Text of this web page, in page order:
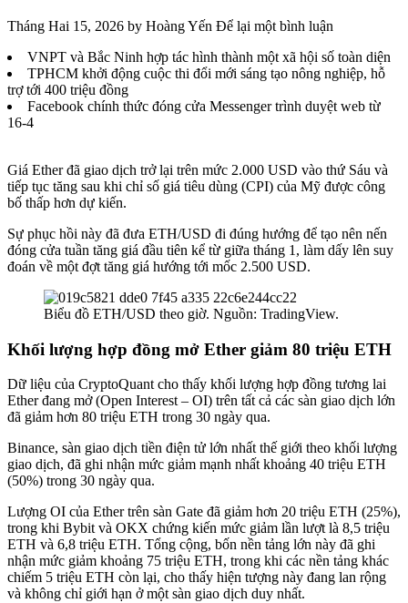
Tháng Hai 15, 2026 by Hoàng Yến Để lại một bình luận
VNPT và Bắc Ninh hợp tác hình thành một xã hội số toàn diện
TPHCM khởi động cuộc thi đổi mới sáng tạo nông nghiệp, hỗ
trợ tới 400 triệu đồng
Facebook chính thức đóng cửa Messenger trình duyệt web từ
16-4
Giá Ether đã giao dịch trở lại trên mức 2.000 USD vào thứ Sáu và
tiếp tục tăng sau khi chỉ số giá tiêu dùng (CPI) của Mỹ được công
bố thấp hơn dự kiến.
Sự phục hồi này đã đưa ETH/USD đi đúng hướng để tạo nên nến
đóng cửa tuần tăng giá đầu tiên kể từ giữa tháng 1, làm dấy lên suy
đoán về một đợt tăng giá hướng tới mốc 2.500 USD.
Biểu đồ ETH/USD theo giờ. Nguồn: TradingView.
Khối lượng hợp đồng mở Ether giảm 80 triệu ETH
Dữ liệu của CryptoQuant cho thấy khối lượng hợp đồng tương lai
Ether đang mở (Open Interest – OI) trên tất cả các sàn giao dịch lớn
đã giảm hơn 80 triệu ETH trong 30 ngày qua.
Binance, sàn giao dịch tiền điện tử lớn nhất thế giới theo khối lượng
giao dịch, đã ghi nhận mức giảm mạnh nhất khoảng 40 triệu ETH
(50%) trong 30 ngày qua.
Lượng OI của Ether trên sàn Gate đã giảm hơn 20 triệu ETH (25%),
trong khi Bybit và OKX chứng kiến ​​mức giảm lần lượt là 8,5 triệu
ETH và 6,8 triệu ETH. Tổng cộng, bốn nền tảng lớn này đã ghi
nhận mức giảm khoảng 75 triệu ETH, trong khi các nền tảng khác
chiếm 5 triệu ETH còn lại, cho thấy hiện tượng này đang lan rộng
và không chỉ giới hạn ở một sàn giao dịch duy nhất.